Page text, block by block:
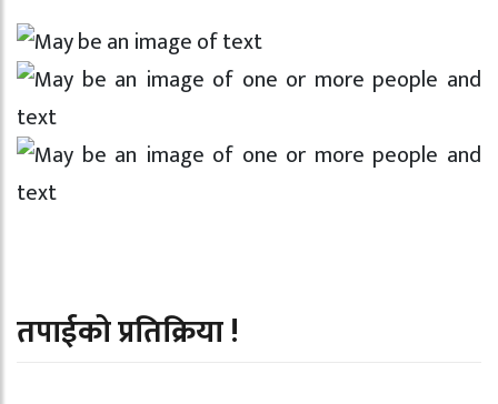
तपाईको प्रतिक्रिया !